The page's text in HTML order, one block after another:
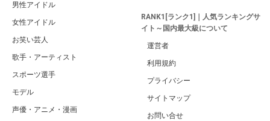
男性アイドル
女性アイドル
お笑い芸人
歌手・アーティスト
スポーツ選手
モデル
声優・アニメ・漫画
RANK1[ランク1]｜人気ランキングサ
イト～国内最大級について
運営者
利用規約
プライバシー
サイトマップ
お問い合せ